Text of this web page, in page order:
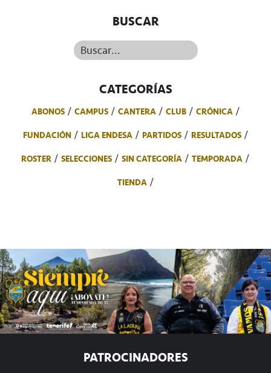
BUSCAR
Buscar...
CATEGORÍAS
ABONOS CAMPUS CANTERA CLUB
CRÓNICA
FUNDACIÓN
LIGA ENDESA PARTIDOS
RESULTADOS
ROSTER
SELECCIONES SIN CATEGORÍA
TEMPORADA
TIENDA
PATROCINADORES